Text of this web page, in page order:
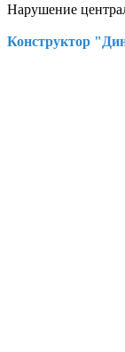
Нарушение
Конструктор